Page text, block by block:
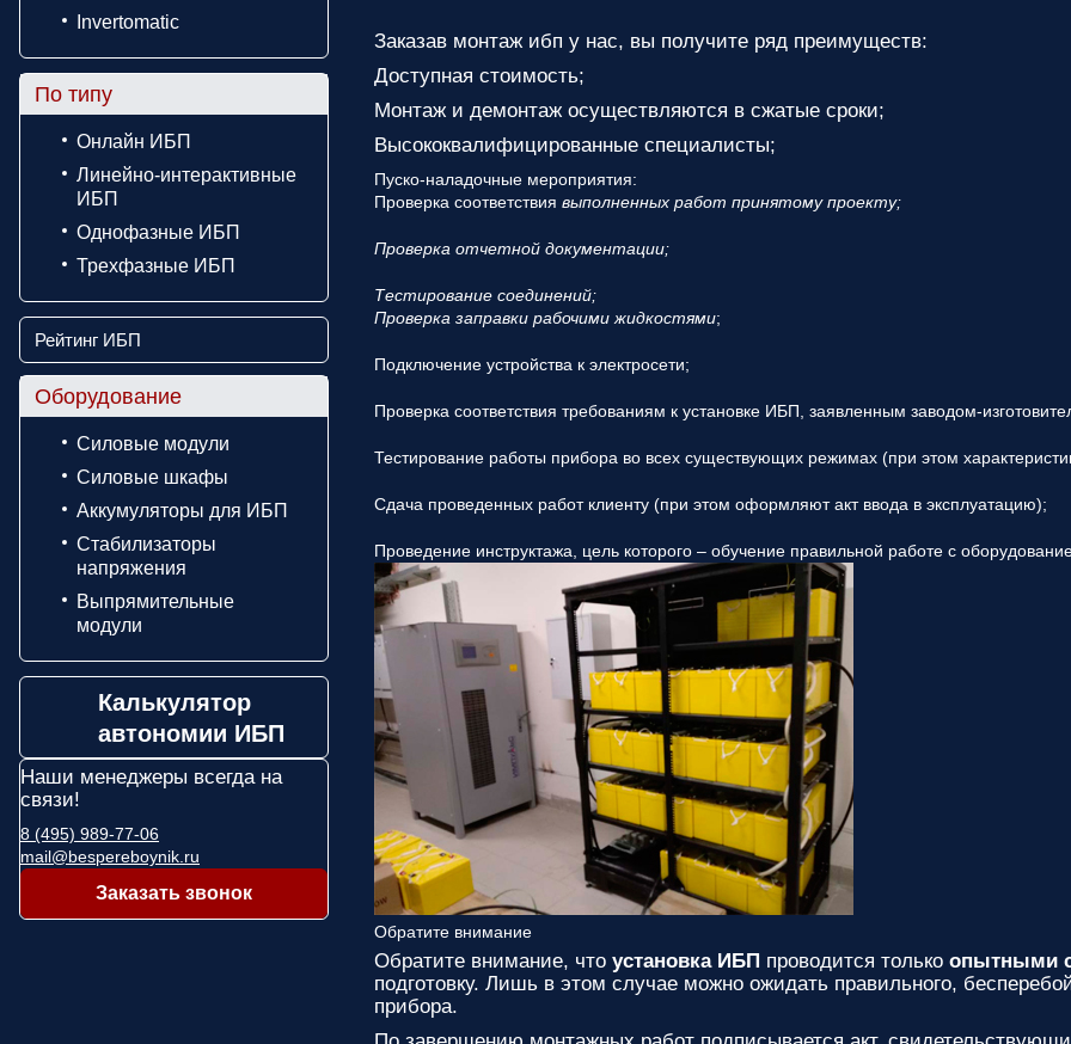
Invertomatic
По типу
Онлайн ИБП
Линейно-интерактивные
ИБП
Однофазные ИБП
Трехфазные ИБП
Рейтинг ИБП
Оборудование
Силовые модули
Силовые шкафы
Аккумуляторы для ИБП
Стабилизаторы
напряжения
Выпрямительные
модули
Калькулятор
автономии ИБП
Наши менеджеры всегда на
связи!
8 (495) 989-77-06
mail@bespereboynik.ru
Заказать звонок
Заказав монтаж ибп у нас, вы получите ряд преимуществ:
Доступная стоимость;
Монтаж и демонтаж осуществляются в сжатые сроки;
Высококвалифицированные специалисты;
Пуско-наладочные мероприятия:
Проверка соответствиявыполненных работ принятому проекту;
Проверка отчетной документации;
Тестирование соединений;
Проверка заправки рабочими жидкостями;
Подключение устройства к электросети;
Проверка соответствия требованиям к установке ИБП, заявленным заводом-
Тестирование работы прибора во всех существующих режимах (при этом
Сдача проведенных работ клиенту (при этом оформляют акт ввода в эксплуатацию);
Проведение инструктажа, цель которого – обучение правильной работе с
Обратите внимание
Обратите внимание, чтоустановка ИБП проводится толькоопытными
подготовку. Лишь в этом случае можно ожидать правильного,
прибора.